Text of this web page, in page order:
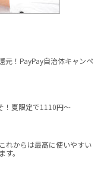
元！PayPay自治体キャンペ
！夏限定で1110円～
れからは最高に使いやすい
。